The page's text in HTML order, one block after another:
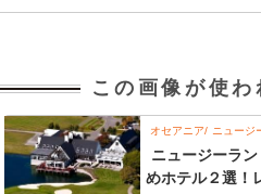
この画像が使
オセアニア ニュージ
ニュージーラ
めホテル２選！